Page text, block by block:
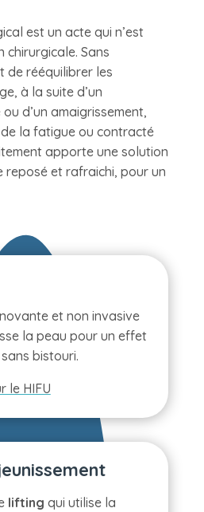
est un acte qui n’est
chirurgicale. Sans
de rééquilibrer les
à la suite d’un
d’un amaigrissement,
la fatigue ou contracté
apporte une solution
et rafraichi, pour un
et non invasive
la peau pour un effet
bistouri.
le HIFU
lifting qui utilise la